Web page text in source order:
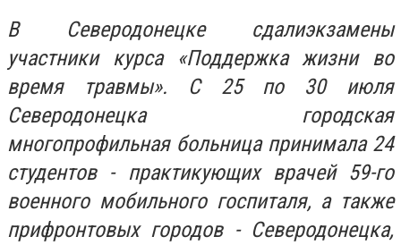
В Северодонецке сдалиэкзамены
участники курса «Поддержка жизни во
время травмы». С 25 по 30 июля
Северодонецка городская
многопрофильная больница принимала 24
студентов - практикующих врачей 59-го
военного мобильного госпиталя, а также
прифронтовых городов - Северодонецка,